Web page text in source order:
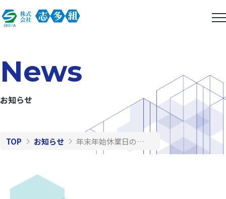
News
お知らせ
TOP お知らせ 年末年始休業日のお知らせ